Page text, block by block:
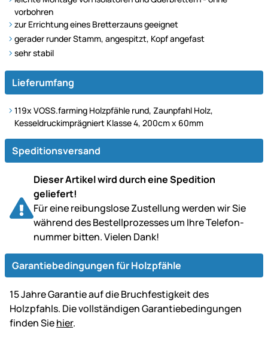
vorbohren
zur Errichtung eines Bretterzauns geeignet
gerader runder Stamm, angespitzt, Kopf angefast
sehr stabil
Lieferumfang
119x VOSS.farming Holzpfähle rund, Zaunpfahl Holz,
Kesseldruckimprägniert Klasse 4, 200cm x 60mm
Speditionsversand
Dieser Artikel wird durch eine Spedition
geliefert!
Für eine reibungslose Zustellung werden wir Sie
während des Bestell­prozesses um Ihre Telefon­
nummer bitten. Vielen Dank!
Garantiebedingungen für Holzpfähle
15 Jahre Garantie auf die Bruchfestigkeit des
Holzpfahls. Die vollständigen Garantiebedingungen
finden Siehier.